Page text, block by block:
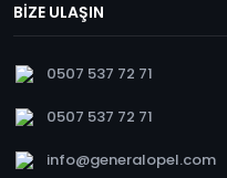
BİZE ULAŞIN
0507 537 72 71
0507 537 72 71
info@generalopel.com